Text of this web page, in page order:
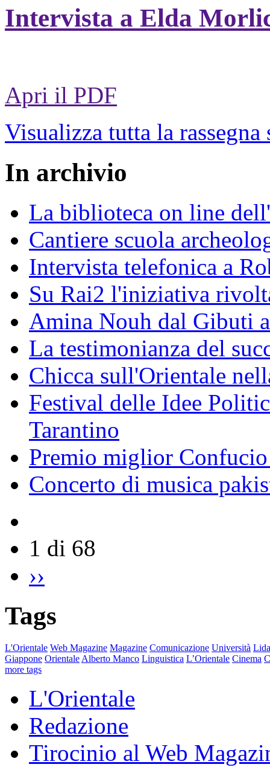
Intervista a Elda
Apri il PDF
Visualizza tutta la rassegna
In archivio
La biblioteca on line
Cantiere scuola
Intervista telefonica a
Su Rai2 l'iniziativa
Amina Nouh dal Gibuti
La testimonianza del
Chicca sull'Orientale
Festival delle Idee
Tarantino
Premio miglior
Concerto di musica
1 di 68
››
Tags
L'Orientale Web Magazine Magazine Comunicazione Università
Giappone Orientale Alberto Manco Linguistica L’Orientale Cinema
more tags
L'Orientale
Redazione
Tirocinio al Web